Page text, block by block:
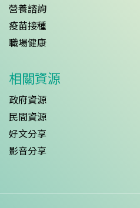
營養諮詢
疫苗接種
職場健康
相關資源
政府資源
民間資源
好文分享
影音分享